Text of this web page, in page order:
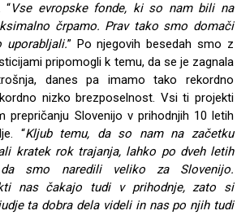
“Vse evropske fonde, ki so nam bili na
črpamo. Prav tako smo domači
uporabljali.” Po njegovih besedah smo z
pripomogli k temu, da se je zagnala
danes pa imamo tako rekordno
nizko brezposelnost. Vsi ti projekti
prepričanju Slovenijo v prihodnjih 10 letih
“Kljub temu, da so nam na začetku
kratek rok trajanja, lahko po dveh letih
smo naredili veliko za Slovenijo.
nas čakajo tudi v prihodnje, zato si
ta dobra dela videli in nas po njih tudi